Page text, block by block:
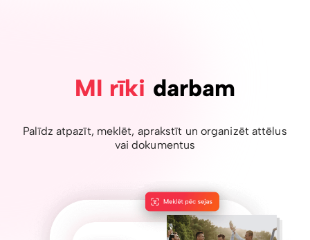
MI rīki darbam
Palīdz atpazīt, meklēt, aprakstīt un organizēt attēlus
vai dokumentus